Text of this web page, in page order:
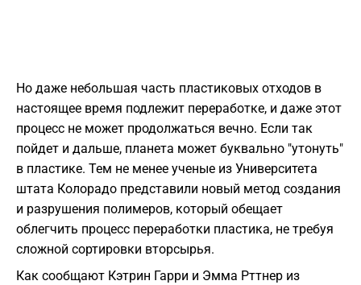
Но даже небольшая часть пластиковых отходов в
настоящее время подлежит переработке, и даже этот
процесс не может продолжаться вечно. Если так
пойдет и дальше, планета может буквально "утонуть"
в пластике. Тем не менее ученые из Университета
штата Колорадо представили новый метод создания
и разрушения полимеров, который обещает
облегчить процесс переработки пластика, не требуя
сложной сортировки вторсырья.
Как сообщают Кэтрин Гарри и Эмма Рттнер из